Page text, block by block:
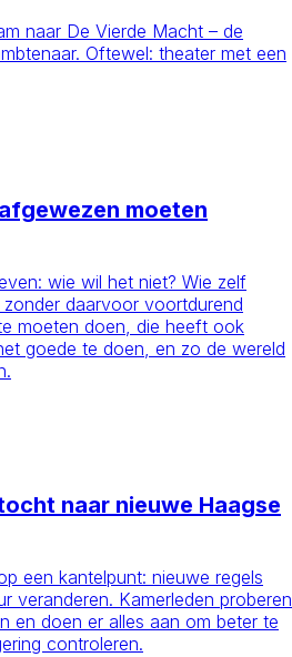
naar De Vierde Macht – de
Oftewel: theater met een
moeten
wie wil het niet? Wie zelf
zonder daarvoor voortdurend
moeten doen, die heeft ook
goede te doen, en zo de wereld
naar nieuwe Haagse
een kantelpunt: nieuwe regels
veranderen. Kamerleden proberen
en doen er alles aan om beter te
controleren.